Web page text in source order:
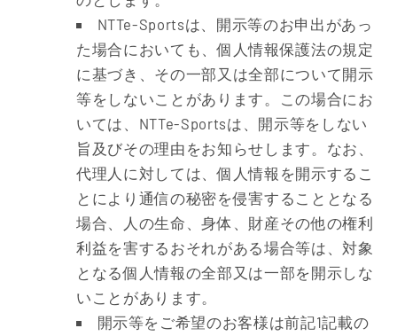
NTTe-Sportsは、開示等のお申出があっ
た場合においても、個人情報保護法の規定
に基づき、その一部又は全部について開示
等をしないことがあります。この場合にお
いては、NTTe-Sportsは、開示等をしない
旨及びその理由をお知らせします。なお、
代理人に対しては、個人情報を開示するこ
とにより通信の秘密を侵害することとなる
場合、人の生命、身体、財産その他の権利
利益を害するおそれがある場合等は、対象
となる個人情報の全部又は一部を開示しな
いことがあります。
開示等をご希望のお客様は前記1記載の